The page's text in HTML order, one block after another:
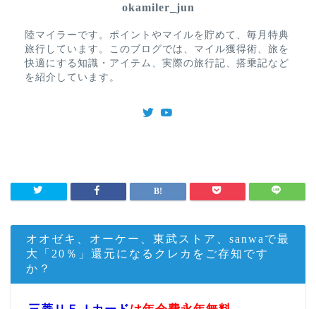
okamiler_jun
陸マイラーです。ポイントやマイルを貯めて、毎月特典
旅行しています。このブログでは、マイル獲得術、旅を
快適にする知識・アイテム、実際の旅行記、搭乗記など
を紹介しています。
オオゼキ、オーケー、東武ストア、sanwaで最
大「20％」還元になるクレカをご存知です
か？